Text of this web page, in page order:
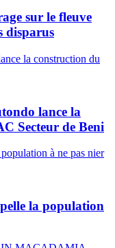
sur le fleuve
disparus
lance la
Secteur de Beni
la population